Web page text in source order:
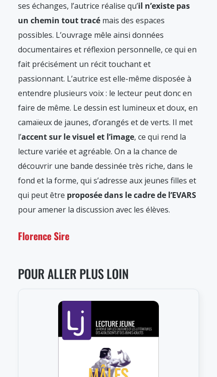
ses échanges, l’autrice réalise qu’il n’existe pas
un chemin tout tracé mais des espaces
possibles. L’ouvrage mêle ainsi données
documentaires et réflexion personnelle, ce qui en
fait précisément un récit touchant et
passionnant. L’autrice est elle-même disposée à
entendre plusieurs voix : le lecteur peut donc en
faire de même. Le dessin est lumineux et doux, en
camaïeux de jaunes, d’orangés et de verts. Il met
l’accent sur le visuel et l’image, ce qui rend la
lecture variée et agréable. On a la chance de
découvrir une bande dessinée très riche, dans le
fond et la forme, qui s’adresse aux jeunes filles et
qui peut être proposéedans le cadre de l’EVARS
pour amener la discussion avec les élèves.
Florence Sire
POUR ALLER PLUS LOIN